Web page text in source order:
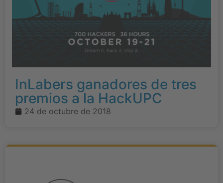
InLabers ganadores de tres
premios a la HackUPC
24 de octubre de 2018